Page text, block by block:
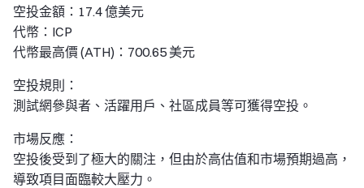
空投金額：17.4 億美元
代幣：ICP
代幣最高價 (ATH)：700.65 美元
空投規則：
測試網參與者、活躍用戶、社區成員等可獲得空投。
市場反應：
空投後受到了極大的關注，但由於高估值和市場預期過高，
導致項目面臨較大壓力。